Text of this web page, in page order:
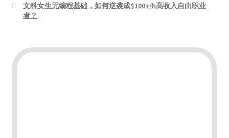
文科女生无编程基础，如何逆袭成$100+/h高收入自由职业
者？